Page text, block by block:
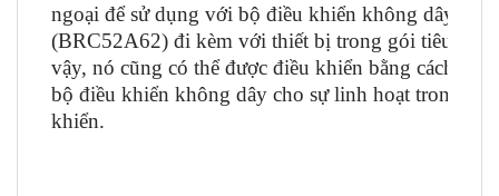
ngoại để sử dụng với bộ điều khiển không dây
(BRC52A62) đi kèm với thiết bị trong gói tiêu
vậy, nó cũng có thể được điều khiển bằng cách sử
bộ điều khiển không dây cho sự linh hoạt trong
khiển.